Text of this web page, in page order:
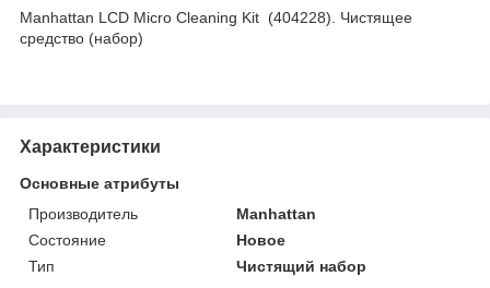
Manhattan LCD Micro Cleaning Kit (404228). Чистящее
средство (набор)
Характеристики
Основные атрибуты
Производитель
Manhattan
Состояние
Новое
Тип
Чистящий набор